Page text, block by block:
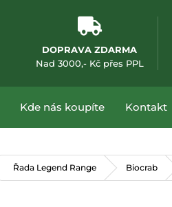
DOPRAVA ZDARMA
Nad 3000,- Kč přes PPL
Kde nás koupíte Kontakt
Řada Legend Range Biocrab